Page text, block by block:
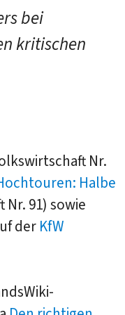
bei
kritischen
Nr.
Halbe
91) sowie
der KfW